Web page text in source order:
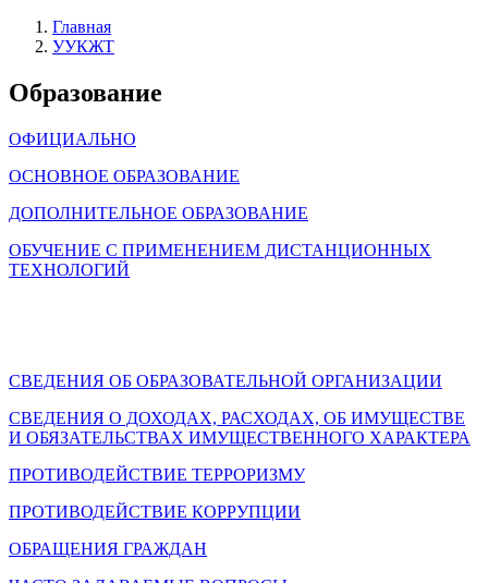
Главная
УУКЖТ
Образование
ОФИЦИАЛЬНО
ОСНОВНОЕ ОБРАЗОВАНИЕ
ДОПОЛНИТЕЛЬНОЕ ОБРАЗОВАНИЕ
ОБУЧЕНИЕ С ПРИМЕНЕНИЕМ ДИСТАНЦИОННЫХ
ТЕХНОЛОГИЙ
СВЕДЕНИЯ ОБ ОБРАЗОВАТЕЛЬНОЙ ОРГАНИЗАЦИИ
СВЕДЕНИЯ О ДОХОДАХ, РАСХОДАХ, ОБ ИМУЩЕСТВЕ
И ОБЯЗАТЕЛЬСТВАХ ИМУЩЕСТВЕННОГО ХАРАКТЕРА
ПРОТИВОДЕЙСТВИЕ ТЕРРОРИЗМУ
ПРОТИВОДЕЙСТВИЕ КОРРУПЦИИ
ОБРАЩЕНИЯ ГРАЖДАН